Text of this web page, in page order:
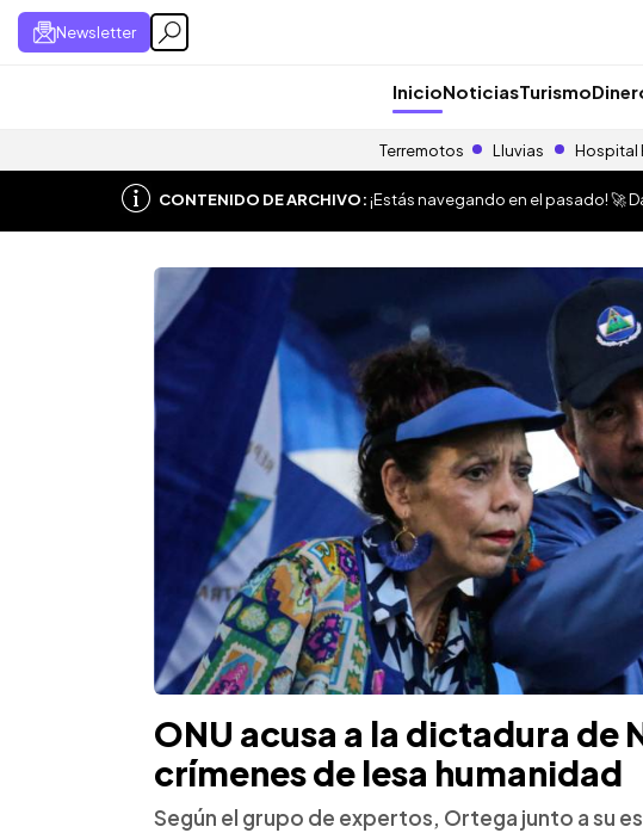
Newsletter
InicioNoticiasTurismo
Terremotos Lluvias Hospital
CONTENIDO DE ARCHIVO:¡Estás navegando en el pasado! 🚀
ONU acusa a la dictadura de
crímenes de lesa humanidad
Según el grupo de expertos, Ortega junto a su